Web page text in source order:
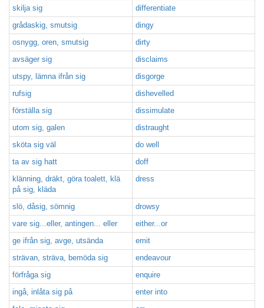
skilja sig
differentiate
grådaskig, smutsig
dingy
osnygg, oren, smutsig
dirty
avsäger sig
disclaims
utspy, lämna ifrån sig
disgorge
rufsig
dishevelled
förställa sig
dissimulate
utom sig, galen
distraught
sköta sig väl
do well
ta av sig hatt
doff
klänning, dräkt, göra toalett, klä
på sig, kläda
dress
slö, dåsig, sömnig
drowsy
vare sig...eller, antingen... eller
either...or
ge ifrån sig, avge, utsända
emit
strävan, sträva, bemöda sig
endeavour
förfråga sig
enquire
ingå, inlåta sig på
enter into